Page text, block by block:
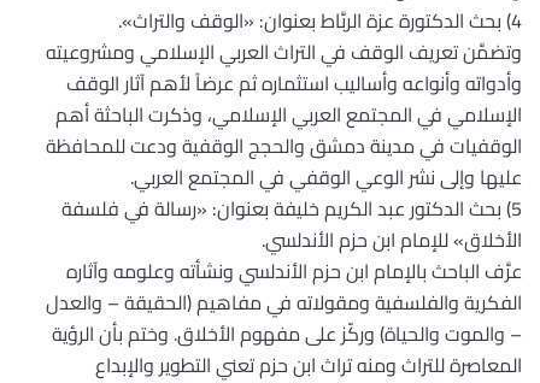
4) بحث الدكتورة عزة الربَّاط بعنوان: «الوقف والتراث».
وتضمَّن تعريف الوقف في التراث العربي الإسلامي ومشروعيته
وأدواته وأنواعه وأساليب استثماره ثم عرضاً لأهم آثار الوقف
الإسلامي في المجتمع العربي الإسلامي، وذكرت الباحثة أهم
الوقفيات في مدينة دمشق والحجج الوقفية ودعت للمحافظة
عليها وإلى نشر الوعي الوقفي في المجتمع العربي.
5) بحث الدكتور عبد الكريم خليفة بعنوان: «رسالة في فلسفة
الأخلاق» للإمام ابن حزم الأندلسي.
عرَّف الباحث بالإمام ابن حزم الأندلسي ونشأته وعلومه وآثاره
الفكرية والفلسفية ومقولاته في مفاهيم (الحقيقة – والعدل
– والموت والحياة) وركّز على مفهوم الأخلاق. وختم بأن الرؤية
المعاصرة للتراث ومنه تراث ابن حزم تعني التطوير والإبداع